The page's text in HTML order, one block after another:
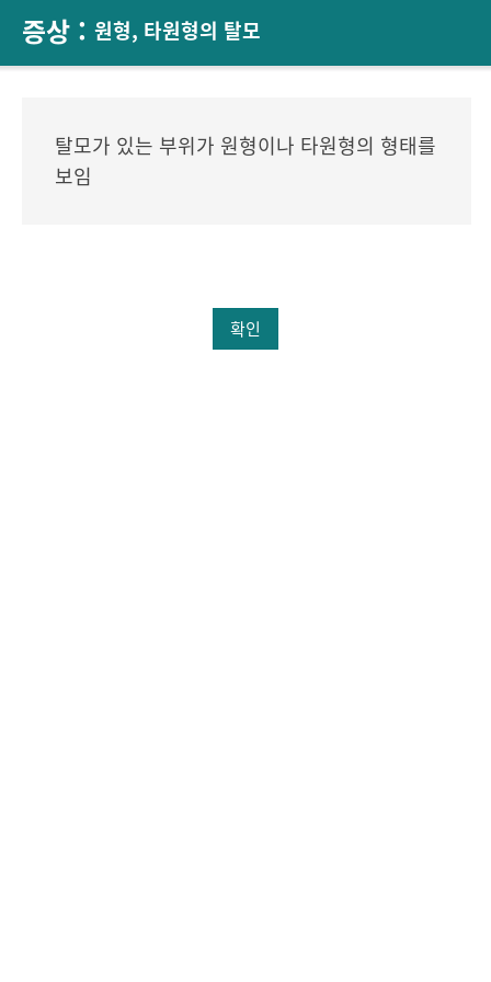
증상 : 원형, 타원형의 탈모
탈모가 있는 부위가 원형이나 타원형의 형태를
보임
확인